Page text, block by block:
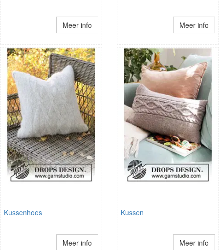
Meer info Meer info
Kussenhoes
Meer info
Kussen
Meer info